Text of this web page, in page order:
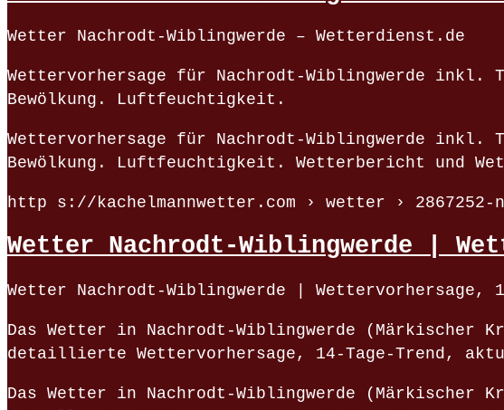
Wetter Nachrodt-Wiblingwerde – Wetterdienst.de
Wettervorhersage für Nachrodt-Wiblingwerde inkl.
Bewölkung. Luftfeuchtigkeit.
Wettervorhersage für Nachrodt-Wiblingwerde inkl.
Bewölkung. Luftfeuchtigkeit. Wetterbericht und
http s://kachelmannwetter.com › wetter › 2867252-
Wetter Nachrodt-Wiblingwerde |
Wetter Nachrodt-Wiblingwerde | Wettervorhersage,
Das Wetter in Nachrodt-Wiblingwerde (Märkischer
detaillierte Wettervorhersage, 14-Tage-Trend,
Das Wetter in Nachrodt-Wiblingwerde (Märkischer